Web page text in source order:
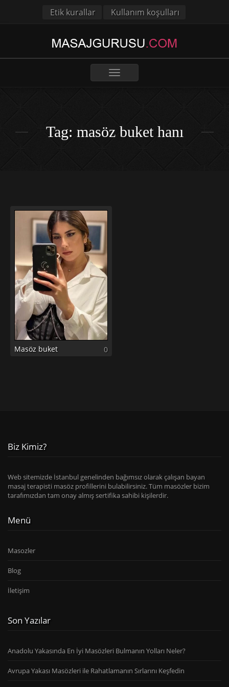
Etik kurallar Kullanım koşulları
Toggle
Tag: masöz buket hanı
Masöz buket 0
Biz Kimiz?
Web sitemizde İstanbul genelinden bağımsız olarak çalışan bayan
masaj terapisti masöz profillerini bulabilirsiniz. Tüm masözler bizim
tarafımızdan tam onay almış sertifika sahibi kişilerdir.
Menü
Masozler
Blog
İletişim
Son Yazılar
Anadolu Yakasında En İyi Masözleri Bulmanın Yolları Neler?
Avrupa Yakası Masözleri ile Rahatlamanın Sırlarını Keşfedin